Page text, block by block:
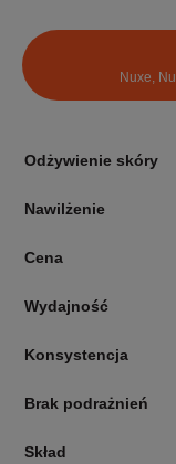
Nuxe,
Odżywienie skóry
Nawilżenie
Cena
Wydajność
Konsystencja
Brak podrażnień
Skład